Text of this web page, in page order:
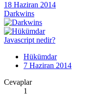
18 Haziran 2014
Darkwins
Javascript nedir?
Hükümdar
7 Haziran 2014
Cevaplar
1